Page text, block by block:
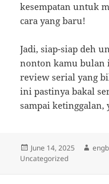
kesempatan untuk
cara yang baru!
Jadi, siap-siap deh
nonton kamu
review serial yang
ini pastinya bakal
sampai ketinggalan,
Posted
on
June 14, 2025
Uncategorized